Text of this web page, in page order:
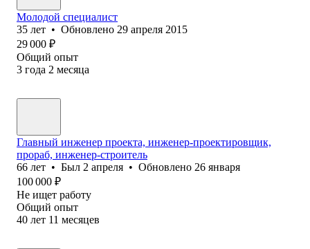
Молодой специалист
35 лет • Обновлено 29 апреля 2015
29 000 ₽
Общий опыт
3 года 2 месяца
Главный инженер проекта, инженер-проектировщик,
прораб, инженер-строитель
66 лет • Был 2 апреля • Обновлено 26 января
100 000 ₽
Не ищет работу
Общий опыт
40 лет 11 месяцев